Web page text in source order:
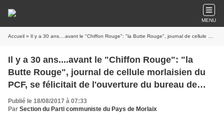
MENU
Accueil » Il y a 30 ans....avant le "Chiffon Rouge": "la Butte Rouge", journal de cellule morlaisien du PCF, se félicitait de l'ouverture du bureau de poste de La Boissière, de la création de l'escalier entre Ty-Dour et le collège, et défendait une politique de défense de l'emploi, contre la finance et avec la candidature Lajoinie
Il y a 30 ans....avant le "Chiffon Rouge": "la
Butte Rouge", journal de cellule morlaisien du
PCF, se félicitait de l'ouverture du bureau de
poste de La Boissière, de la création de
l'escalier entre Ty-Dour et le collège, et
Publié le 18/08/2017 à 07:33
Par Section du Parti communiste du Pays de Morlaix